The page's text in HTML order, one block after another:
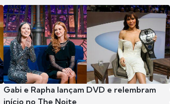
Gabi e Rapha lançam DVD e relembram
início no The Noite